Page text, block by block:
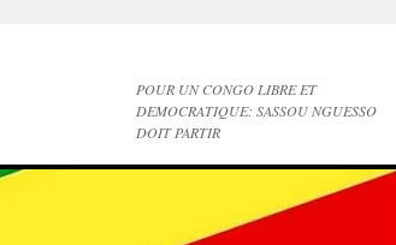
POUR UN CONGO LIBRE ET
DEMOCRATIQUE: SASSOU NGUESSO
DOIT PARTIR